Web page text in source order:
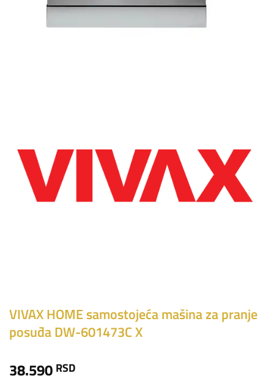
VIVAX HOME samostojeća mašina za pranje
posuđa DW-601473C X
38.590 RSD